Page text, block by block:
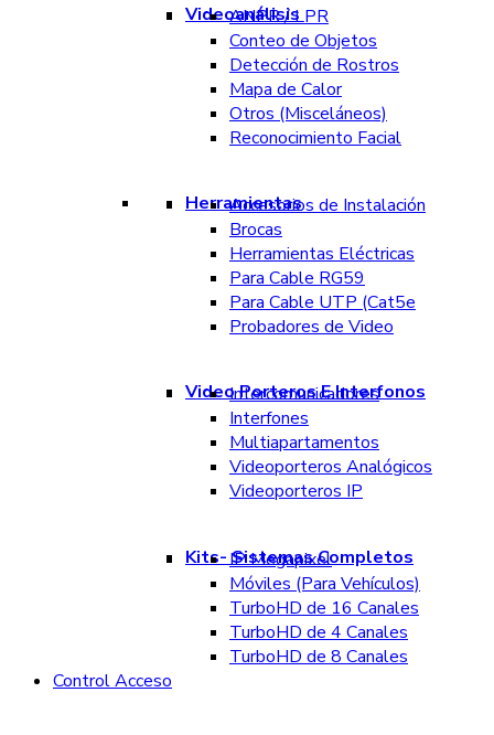
Videoanálisis
ANPR / LPR
Conteo de Objetos
Detección de Rostros
Mapa de Calor
Otros (Misceláneos)
Reconocimiento Facial
Herramientas
Accesorios de Instalación
Brocas
Herramientas Eléctricas
Para Cable RG59
Para Cable UTP (Cat5e
Probadores de Video
Video Porteros E Interfonos
Intercomunicadores
Interfones
Multiapartamentos
Videoporteros Analógicos
Videoporteros IP
Kits- Sistemas Completos
IP Megapixel
Móviles (Para Vehículos)
TurboHD de 16 Canales
TurboHD de 4 Canales
TurboHD de 8 Canales
Control Acceso